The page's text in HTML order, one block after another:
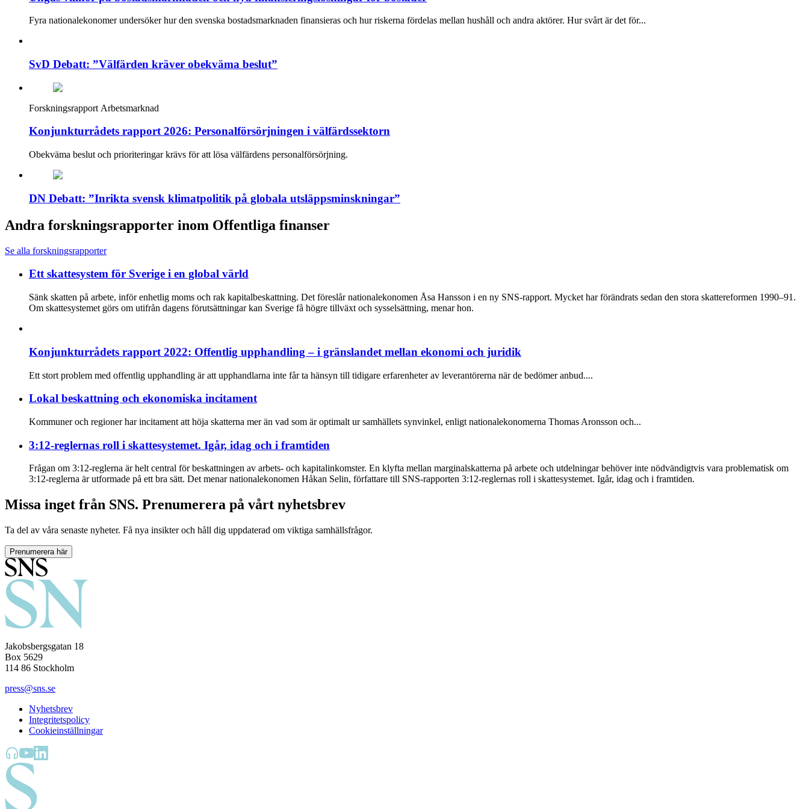
Fyra nationalekonomer undersöker hur den svenska bostadsmarknaden finansieras och hur riskerna fördelas mellan hushåll och andra aktörer. Hur svårt är det för...
SvD Debatt: ”Välfärden kräver obekväma beslut”
Forskningsrapport Arbetsmarknad
Konjunkturrådets rapport 2026: Personalförsörjningen i välfärdssektorn
Obekväma beslut och prioriteringar krävs för att lösa välfärdens personalförsörjning.
DN Debatt: ”Inrikta svensk klimatpolitik på globala utsläppsminskningar”
Andra forskningsrapporter inom Offentliga finanser
Se alla forskningsrapporter
Ett skattesystem för Sverige i en global värld
Sänk skatten på arbete, inför enhetlig moms och rak kapitalbeskattning. Det föreslår nationalekonomen Åsa Hansson i en ny SNS-rapport. Mycket har förändrats sedan den stora skattereformen 1990–91.
Om skattesystemet görs om utifrån dagens förutsättningar kan Sverige få högre tillväxt och sysselsättning, menar hon.
Konjunkturrådets rapport 2022: Offentlig upphandling – i gränslandet mellan ekonomi och juridik
Ett stort problem med offentlig upphandling är att upphandlarna inte får ta hänsyn till tidigare erfarenheter av leverantörerna när de bedömer anbud....
Lokal beskattning och ekonomiska incitament
Kommuner och regioner har incitament att höja skatterna mer än vad som är optimalt ur samhällets synvinkel, enligt nationalekonomerna Thomas Aronsson och...
3:12-reglernas roll i skattesystemet. Igår, idag och i framtiden
Frågan om 3:12-reglerna är helt central för beskattningen av arbets- och kapitalinkomster. En klyfta mellan marginalskatterna på arbete och utdelningar behöver inte nödvändigtvis vara problematisk om
3:12-reglerna är utformade på ett bra sätt. Det menar nationalekonomen Håkan Selin, författare till SNS-rapporten 3:12-reglernas roll i skattesystemet. Igår, idag och i framtiden.
Missa inget från SNS. Prenumerera på vårt nyhetsbrev
Ta del av våra senaste nyheter. Få nya insikter och håll dig uppdaterad om viktiga samhällsfrågor.
Prenumerera här
Jakobsbergsgatan 18
Box 5629
114 86 Stockholm
press@sns.se
Nyhetsbrev
Integritetspolicy
Cookieinställningar